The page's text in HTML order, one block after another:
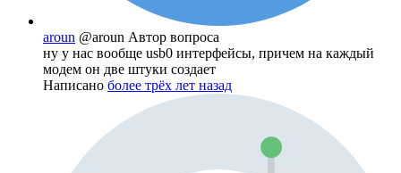
aroun @aroun Автор вопроса
ну у нас вообще usb0 интерфейсы, причем на каждый
модем он две штуки создает
Написано более трёх лет назад